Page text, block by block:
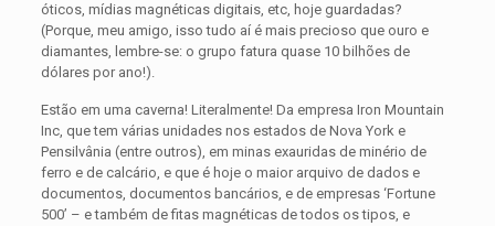
óticos, mídias magnéticas digitais, etc, hoje guardadas?
(Porque, meu amigo, isso tudo aí é mais precioso que ouro e
diamantes, lembre-se: o grupo fatura quase 10 bilhões de
dólares por ano!).
Estão em uma caverna! Literalmente! Da empresa Iron Mountain
Inc, que tem várias unidades nos estados de Nova York e
Pensilvânia (entre outros), em minas exauridas de minério de
ferro e de calcário, e que é hoje o maior arquivo de dados e
documentos, documentos bancários, e de empresas ‘Fortune
500’ – e também de fitas magnéticas de todos os tipos, e